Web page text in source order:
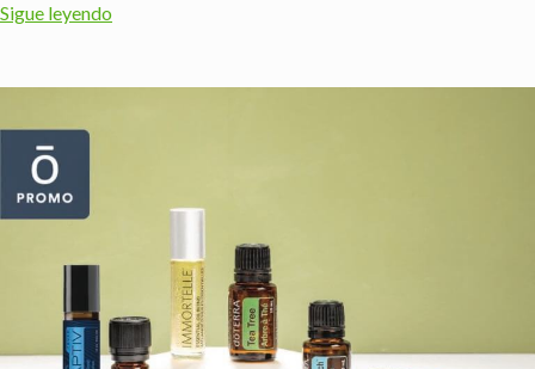
Sigue leyendo